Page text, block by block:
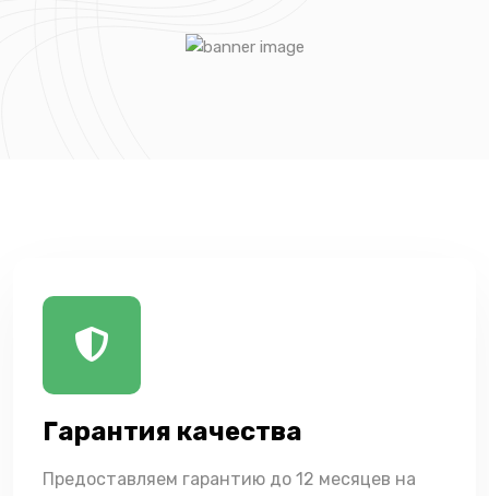
Гарантия качества
Предоставляем гарантию до 12 месяцев на